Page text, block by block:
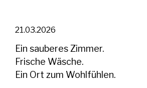
21.03.2026
Ein sauberes Zimmer.
Frische Wäsche.
Ein Ort zum Wohlfühlen.